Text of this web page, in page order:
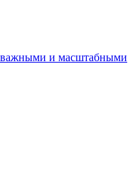
важными и масштабными